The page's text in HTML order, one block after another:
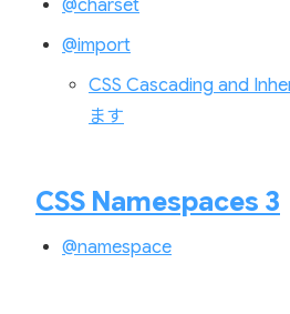
@charset
@import
CSS Cascading and
ます
CSS Namespaces 3
@namespace